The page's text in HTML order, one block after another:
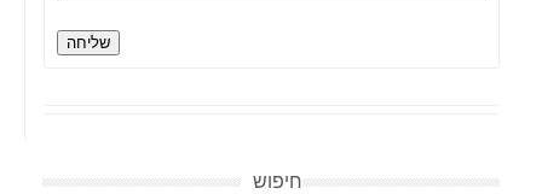
שליחה
חיפוש